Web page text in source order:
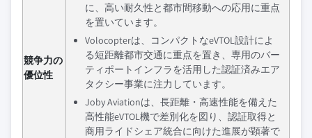
競争力の
優位性
に、高い耐久性と都市間移動への応用に重点
を置いています。
Volocopterは、コンパクトなeVTOL設計によ
る短距離都市交通に重点を置き、専用のバー
ティポートインフラを活用した認証済みエア
タクシー事業に注力しています。
Joby Aviationは、長距離・高速性能を備えた
高性能eVTOL機で差別化を図り、認証取得と
商用ライドシェア統合に向けた進展が顕著で